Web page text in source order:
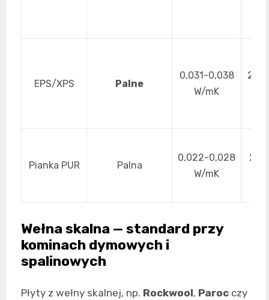
EPS/XPS Palne
0,031-0,038
W/mK
20-
Pianka PUR Palna
0,022-0,028
W/mK
20-
Wełna skalna — standard przy
kominach dymowych i
spalinowych
Płyty z wełny skalnej, np. Rockwool, Paroc czy